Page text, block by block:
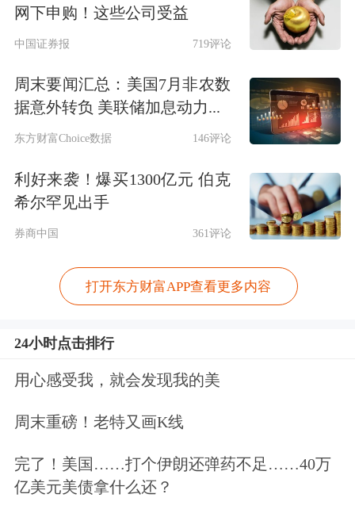
义事业建设者”与中外记者见面交流。
树科技股份有限公司创始人兼首席执行
官王兴兴，山东魏桥创业集团有限公司
集团有限公司总裁王臻，北京星河动力
航天科技
股份有限公司创始人、董事长
司董事长刘长云。
值得注意的是，王兴兴、浙江强脑科技
有限公司创始人韩璧丞在被委任为香港
加了特首顾问团会议。7月9日至11日，
香港特区行政长官李家超一连三日与特
首顾问团举行午餐会议，听取特首顾问
网下申购！这些公司受益
中国证券报 719评论
周末要闻汇总：美国7月非农数
据意外转负 美联储加息动力...
东方财富Choice数据 146评论
利好来袭！爆买1300亿元 伯克
希尔罕见出手
券商中国 361评论
打开东方财富APP查看更多内容
24小时点击排行
用心感受我，就会发现我的美
周末重磅！老特又画K线
完了！美国……打个伊朗还弹药不足……40万
亿美元美债拿什么还？